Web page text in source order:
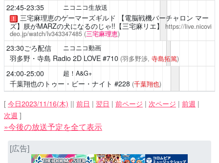
22:45-23:35 ニコニコ生放送
！ 三宅麻理恵のゲーマーズギルド 【電脳戦機バーチャロン マー
ズ】朕がMARZの犬になるのじゃ!!【三宅麻リエ】
https://live.nicovi
deo.jp/watch/lv343347485 (三宅麻理恵)
23:30ごろ配信 ニコニコ動画
羽多野・寺島 Radio 2D LOVE#710 (羽多野渉, 寺島拓篤)
24:00-25:00 超！A&G+
千葉翔也のトゥー・ビー・ナイト #228 (千葉翔也)
[ 今日2023/11/16(木) || 前日 | 翌日 | 前ページ | 次ページ | 前週 |
次週 ]
»今後の放送予定を全て表示
[広告]